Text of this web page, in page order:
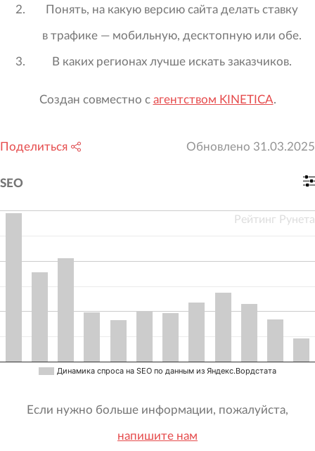
Понять, на какую версию сайта делать ставку
в трафике — мобильную, десктопную или обе.
В каких регионах лучше искать заказчиков.
Создан совместно с агентством KINETICA.
Поделиться Обновлено 31.03.2025
SEO
Динамика спроса на SEO по данным из Яндекс.Вордстата
Рейтинг Рунета
Если нужно больше информации, пожалуйста,
напишите нам